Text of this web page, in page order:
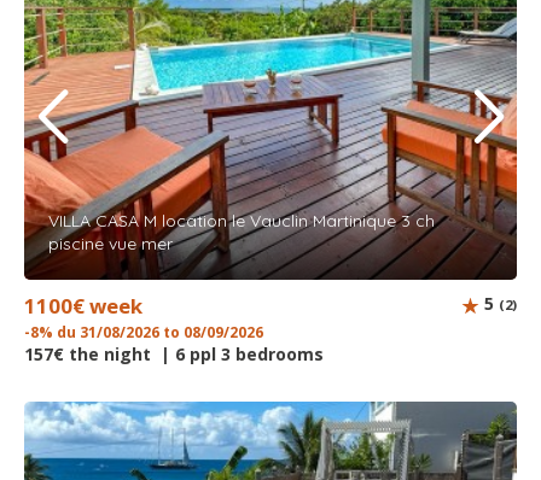
VILLA CASA M location le Vauclin Martinique 3 ch
piscine vue mer
1100€ week
-8% du 31/08/2026 to 08/09/2026
157€ the night | 6 ppl 3 bedrooms
5 (2)